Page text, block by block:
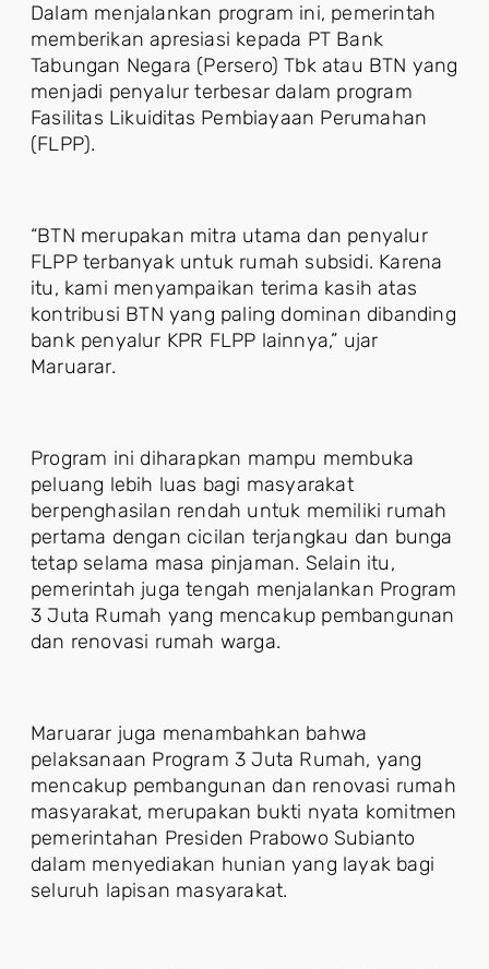
Dalam menjalankan program ini, pemerintah
memberikan apresiasi kepada PT Bank
Tabungan Negara (Persero) Tbk atau BTN yang
menjadi penyalur terbesar dalam program
Fasilitas Likuiditas Pembiayaan Perumahan
(FLPP).
“BTN merupakan mitra utama dan penyalur
FLPP terbanyak untuk rumah subsidi. Karena
itu, kami menyampaikan terima kasih atas
kontribusi BTN yang paling dominan dibanding
bank penyalur KPR FLPP lainnya,” ujar
Maruarar.
Program ini diharapkan mampu membuka
peluang lebih luas bagi masyarakat
berpenghasilan rendah untuk memiliki rumah
pertama dengan cicilan terjangkau dan bunga
tetap selama masa pinjaman. Selain itu,
pemerintah juga tengah menjalankan Program
3 Juta Rumah yang mencakup pembangunan
dan renovasi rumah warga.
Maruarar juga menambahkan bahwa
pelaksanaan Program 3 Juta Rumah, yang
mencakup pembangunan dan renovasi rumah
masyarakat, merupakan bukti nyata komitmen
pemerintahan Presiden Prabowo Subianto
dalam menyediakan hunian yang layak bagi
seluruh lapisan masyarakat.